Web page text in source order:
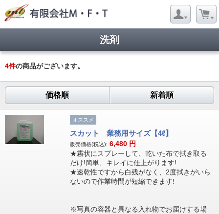
洗剤
4件の商品がございます。
価格順 新着順
オススメ
スカット 業務用サイズ【4ℓ】
販売価格(税込): 6,480 円
★霧状にスプレーして、乾いた布で拭き取る
だけ!簡単、キレイに仕上がります!
★速乾性ですから白残がなく、2度拭きがいら
ないので作業時間が短縮できます!
※写真の容器と異なる入れ物でお届けする場